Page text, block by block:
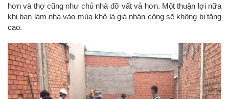
hơn và thợ cũng như chủ nhà đỡ vất vả hơn. Một thuận lợi nữa
khi bạn làm nhà vào mùa khô là giá nhân công sẽ không bị tăng
cao.